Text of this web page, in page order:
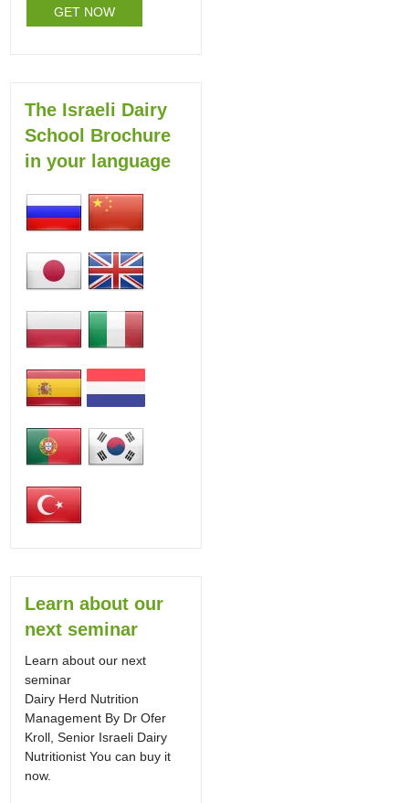
GET NOW
The Israeli Dairy
School Brochure
in your language
Learn about our
next seminar
Learn about our next
seminar
Dairy Herd Nutrition
Management By Dr Ofer
Kroll, Senior Israeli Dairy
Nutritionist You can buy it
now.